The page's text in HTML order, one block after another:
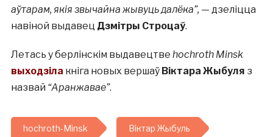
аўтарам, якія звычайна жывуць далёка”, — дзеліцца
навіной выдавец Дзмітры Строцаў.
Летась у берлінскім выдавецтве hochroth Minsk
выходзіла кніга новых вершаў Віктара Жыбуля з
назвай “Аранжавае”.
hochroth-Minsk Віктар Жыбуль